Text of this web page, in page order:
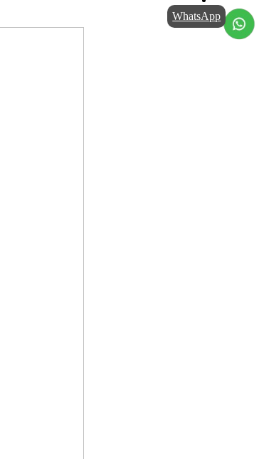
WhatsApp